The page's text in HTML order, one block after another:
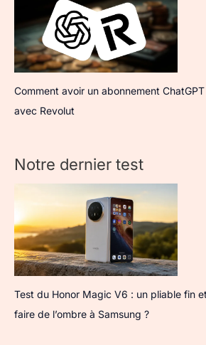
Comment avoir un abonnement
avec Revolut
Notre dernier test
Test du Honor Magic V6 : un pliable fin
faire de l’ombre à Samsung ?